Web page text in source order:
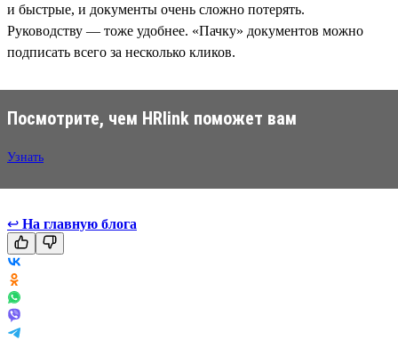
и быстрые, и документы очень сложно потерять.
Руководству — тоже удобнее. «Пачку» документов можно
подписать всего за несколько кликов.
Посмотрите, чем HRlink поможет вам
Узнать
↩ На главную блога